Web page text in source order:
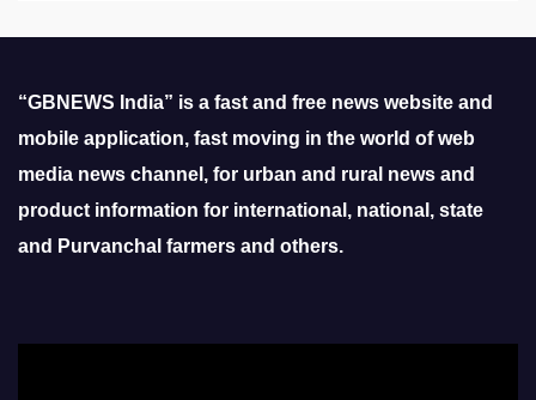
“GBNEWS India” is a fast and free news website and
mobile application, fast moving in the world of web
media news channel, for urban and rural news and
product information for international, national, state
and Purvanchal farmers and others.